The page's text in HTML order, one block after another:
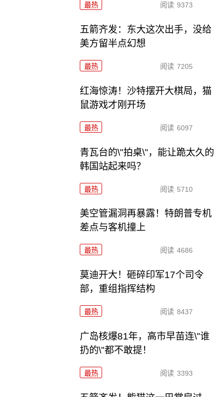
最热 阅读 9373
五箭齐发：东大这次出手，没给
美方留半点幻想
最热 阅读 7205
红海惊涛！沙特摆开大棋局，猫
鼠游戏才刚开场
最热 阅读 6097
青瓦台的\"拍桌\"，能让跪太久的
韩国站起来吗？
最热 阅读 5710
美空管漏洞再暴露！特朗普专机
差点与客机撞上
最热 阅读 4686
莫迪开大！砸碎印军17个司令
部，重组指挥结构
最热 阅读 8437
广岛核爆81年，高市早苗连\"谁
扔的\"都不敢提！
最热 阅读 3393